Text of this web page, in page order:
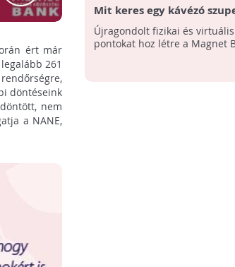
ért már
261
döntéseink
nem
a NANE,
Mit keres egy kávézó
bankban?
Újragondolt fizikai és virtuális
pontokat hoz létre a Magnet